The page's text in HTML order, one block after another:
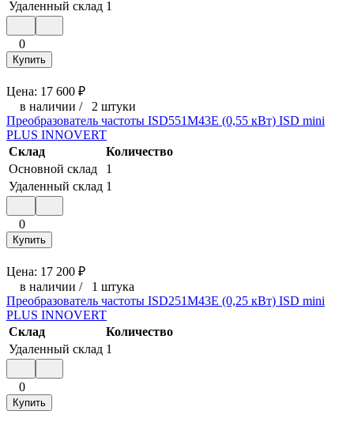
Удаленный склад 1
0
Купить
Цена: 17 600 ₽
в наличии / 2 штуки
Преобразователь частоты ISD551M43E (0,55 кВт) ISD mini
PLUS INNOVERT
Склад
Количество
Основной склад
1
Удаленный склад 1
0
Купить
Цена: 17 200 ₽
в наличии / 1 штука
Преобразователь частоты ISD251M43E (0,25 кВт) ISD mini
PLUS INNOVERT
Склад
Количество
Удаленный склад 1
0
Купить